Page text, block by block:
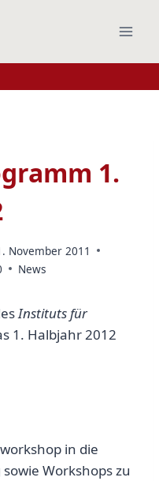
1.
November 2011
News
Instituts für
1. Halbjahr 2012
in die
Workshops zu